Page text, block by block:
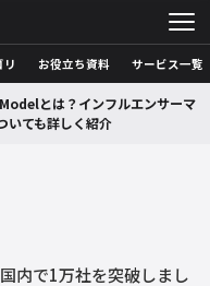
リ お役立ち資料 サービス一覧
とは？インフルエンサーマ
いても詳しく紹介
内で1万社を突破しまし